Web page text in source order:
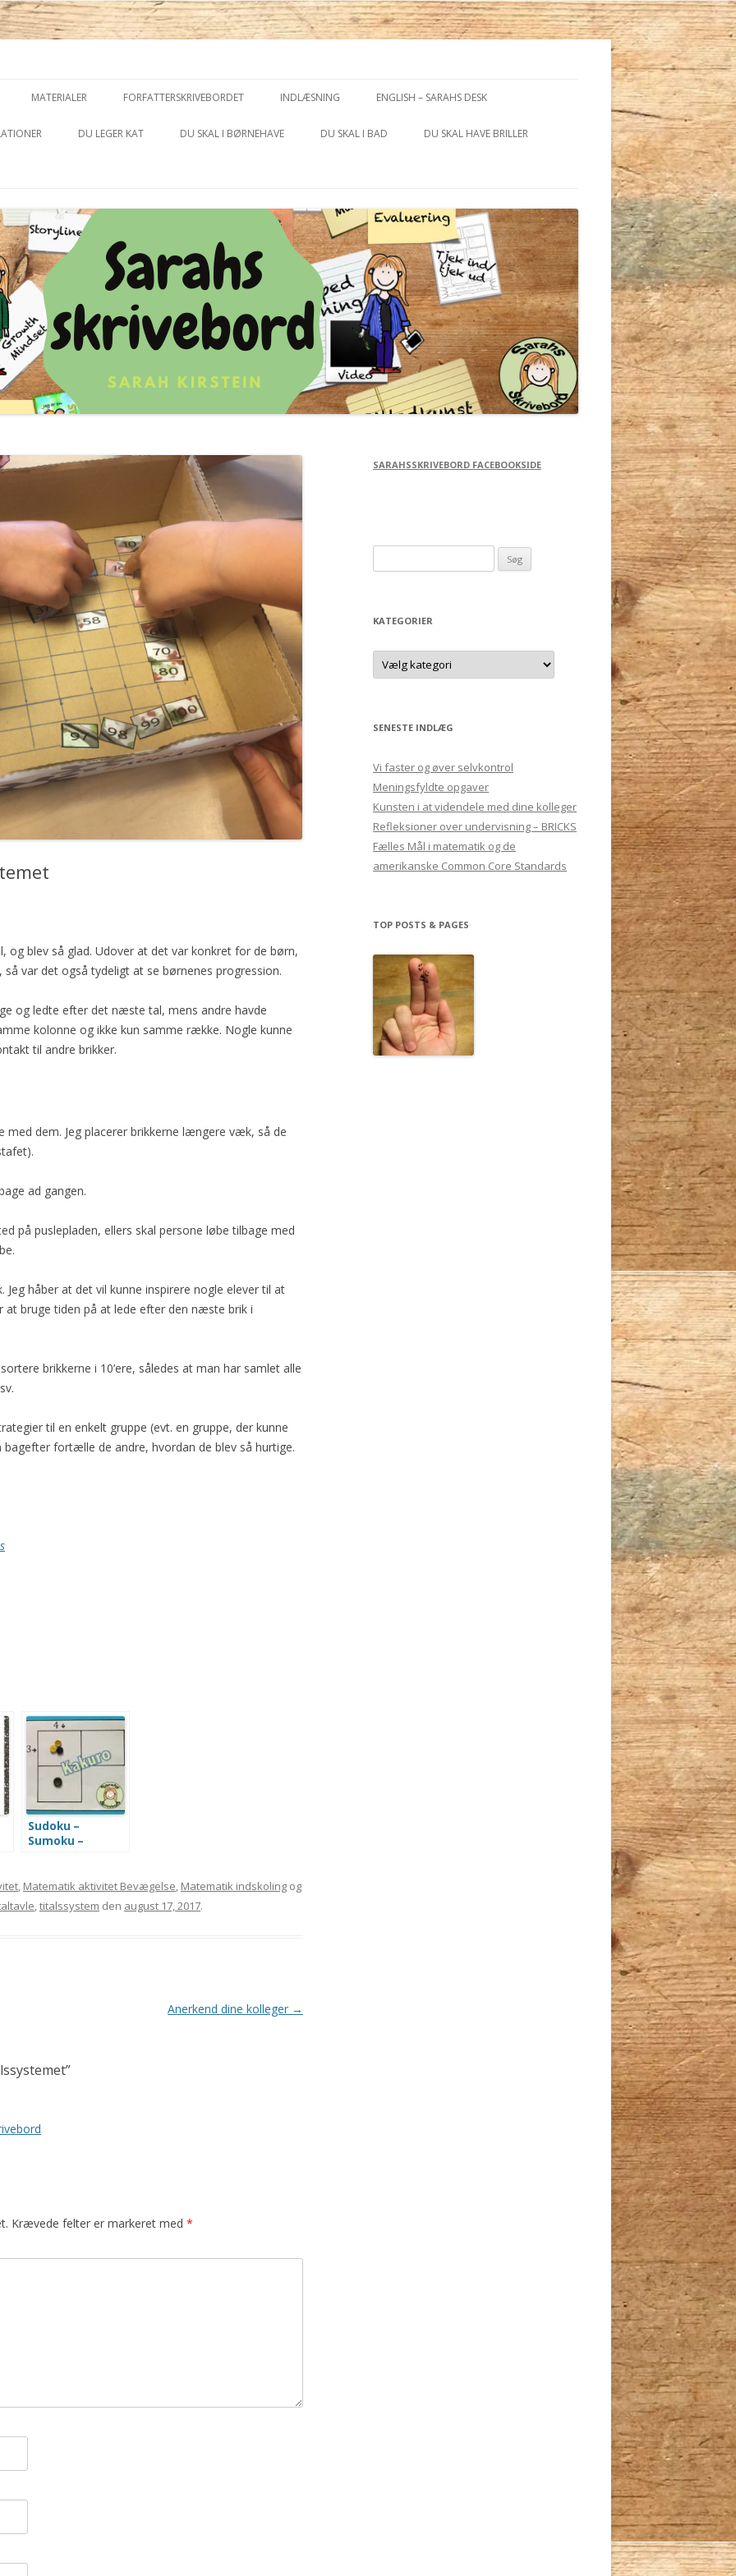
til
TJEK IND TJEK UD
THE SINGAPORE METHOD
MATEMATIK AKTIVITET
BEVÆGELSE
MATERIALER FORFATTERSKRIVEBORDET
DILEMMA
INDLÆSNING ENGLISH – SARAHS DESK
DU LEGER KAT DU SKAL I BØRNEHAVE DU SKAL I BAD DU SKAL HAVE BRILLER
og blev så glad. Udover at det var konkret for de børn,
var det også tydeligt at se børnenes progression.
og ledte efter det næste tal, mens andre havde
kolonne og ikke kun samme række. Nogle kunne
til andre brikker.
dem. Jeg placerer brikkerne længere væk, så de
ad gangen.
på puslepladen, ellers skal persone løbe tilbage med
håber at det vil kunne inspirere nogle elever til at
at bruge tiden på at lede efter den næste brik i
brikkerne i 10’ere, således at man har samlet alle
til en enkelt gruppe (evt. en gruppe, der kunne
fortælle de andre, hvordan de blev så hurtige.
Sudoku –
Sumoku –
, Matematik aktivitet Bevægelse, Matematik indskoling og
,titalssystem den august 17, 2017.
Anerkend dine kolleger →
”
Krævede felter er markeret med *
SARAHSSKRIVEBORD FACEBOOKSIDE
efter:
KATEGORIER
Kategorier
SENESTE INDLÆG
Vi faster og øver selvkontrol
Meningsfyldte opgaver
Kunsten i at videndele med dine kolleger
Refleksioner over undervisning – BRICKS
Fælles Mål i matematik og de
amerikanske Common Core Standards
TOP POSTS & PAGES